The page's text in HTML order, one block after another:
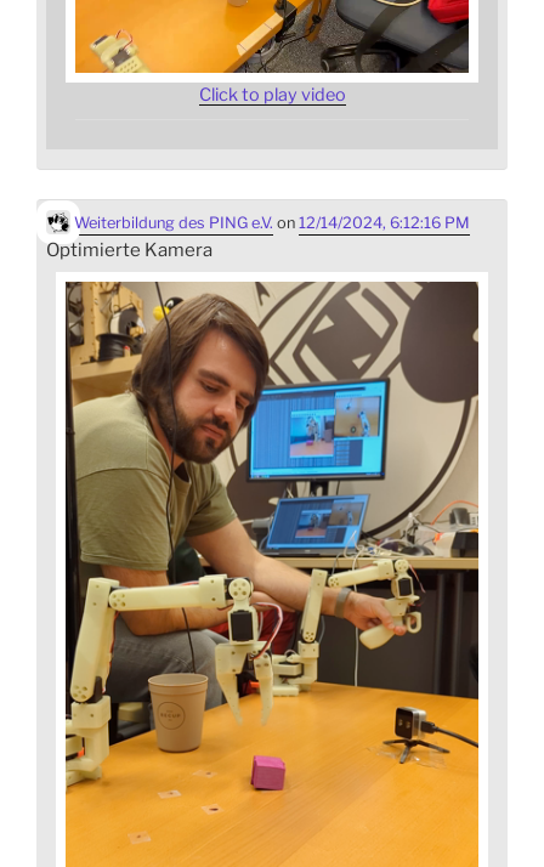
Click to play video
Weiterbildung des PING e.V. on 12/14/2024, 6:12:16 PM
Optimierte Kamera